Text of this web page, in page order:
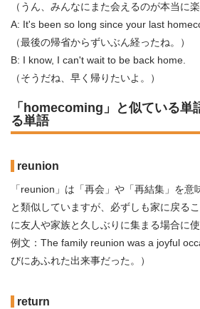
（うん、みんなにまた会えるのが本当に
A: It's been so long since your last
（最後の帰省からずいぶん経ったね。）
B: I know, I can't wait to be back home.
（そうだね、早く帰りたいよ。）
「homecoming」と似ている単
る単語
reunion
「reunion」は「再会」や「再結集」を意
と類似していますが、必ずしも家に戻る
に友人や家族と久しぶりに集まる場合に使
例文：The family reunion was a joyful
びにあふれた出来事だった。）
return